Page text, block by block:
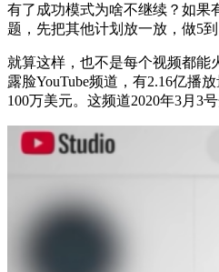
有了成功模式为啥不继续？如果
题，先把其他计划放一放，做5到
就算这样，也不是每个视频都能
露脸YouTube频道，有2.16亿播
100万美元。这频道2020年3月3号